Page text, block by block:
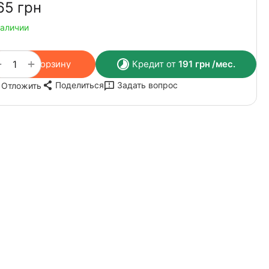
грн
+
В корзину Кредит от 191 грн /мес.
Отложить Поделиться Задать вопрос